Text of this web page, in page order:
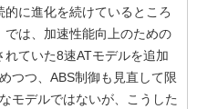
に進化を続けているところ
は、加速性能向上のための
れていた8速ATモデルを追加
つつ、ABS制御も見直して限
モデルではないが、こうした